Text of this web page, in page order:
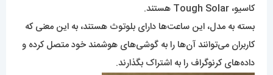
کاسیو، Tough Solar هستند.
بسته به مدل، این ساعت‌ها دارای بلوتوث هستند، به این معنی که
کاربران می‌توانند آن‌ها را به گوشی‌های هوشمند خود متصل کرده و
داده‌های کرنوگراف را به اشتراک بگذارند.